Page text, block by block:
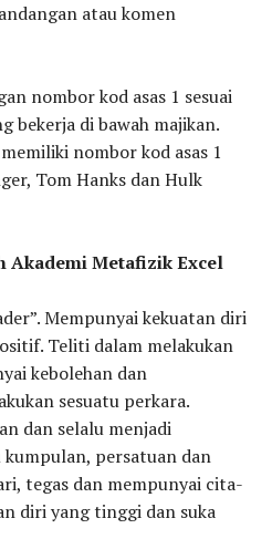
atau komen
nombor kod asas 1 sesuai
bekerja di bawah majikan.
nombor kod asas 1
Tom Hanks dan Hulk
Akademi Metafizik Excel
Mempunyai kekuatan diri
Teliti dalam melakukan
kebolehan dan
sesuatu perkara.
dan selalu menjadi
persatuan dan
tegas dan mempunyai cita-
diri yang tinggi dan suka